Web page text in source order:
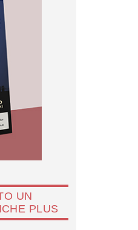
UN
PLUS